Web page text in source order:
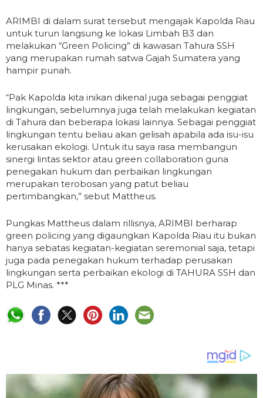
ARIMBI di dalam surat tersebut mengajak Kapolda Riau
untuk turun langsung ke lokasi Limbah B3 dan
melakukan “Green Policing” di kawasan Tahura SSH
yang merupakan rumah satwa Gajah Sumatera yang
hampir punah.
“Pak Kapolda kita inikan dikenal juga sebagai penggiat
lingkungan, sebelumnya juga telah melakukan kegiatan
di Tahura dan beberapa lokasi lainnya. Sebagai penggiat
lingkungan tentu beliau akan gelisah apabila ada isu-isu
kerusakan ekologi. Untuk itu saya rasa membangun
sinergi lintas sektor atau green collaboration guna
penegakan hukum dan perbaikan lingkungan
merupakan terobosan yang patut beliau
pertimbangkan,” sebut Mattheus.
Pungkas Mattheus dalam rillisnya, ARIMBI berharap
green policing yang digaungkan Kapolda Riau itu bukan
hanya sebatas kegiatan-kegiatan seremonial saja, tetapi
juga pada penegakan hukum terhadap perusakan
lingkungan serta perbaikan ekologi di TAHURA SSH dan
PLG Minas. ***